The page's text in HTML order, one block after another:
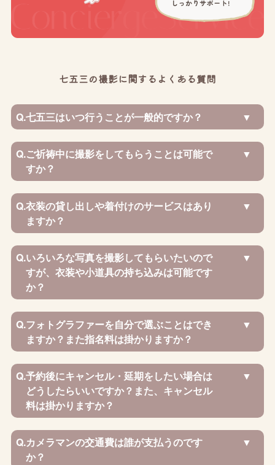
七五三の撮影に関するよくある質問
Q.七五三はいつ行うことが一般的ですか？
Q.ご祈祷中に撮影をしてもらうことは可能で
すか？
Q.衣装の貸し出しや着付けのサービスはあり
ますか？
Q.いろいろな写真を撮影してもらいたいので
すが、衣装や小道具の持ち込みは可能です
か？
Q.フォトグラファーを自分で選ぶことはでき
ますか？また指名料は掛かりますか？
Q.予約後にキャンセル・延期をしたい場合は
どうしたらいいですか？また、キャンセル
料は掛かりますか？
Q.カメラマンの交通費は誰が支払うのです
か？